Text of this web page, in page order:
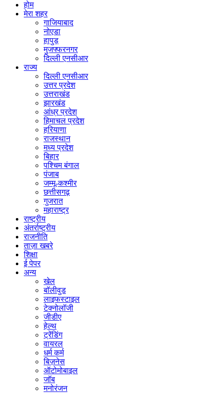
होम
मेरा शहर
गाजियाबाद
नोएडा
हापुड़
मुजफ्फरनगर
दिल्ली एनसीआर
राज्य
दिल्ली एनसीआर
उत्तर प्रदेश
उत्तराखंड
झारखंड
आंध्र प्रदेश
हिमाचल प्रदेश
हरियाणा
राजस्थान
मध्य प्रदेश
बिहार
पश्चिम बंगाल
पंजाब
जम्मू-कश्मीर
छत्तीसगढ़
गुजरात
महाराष्ट्र
राष्ट्रीय
अंतर्राष्ट्रीय
राजनीति
ताज़ा खबरे
शिक्षा
ई पेपर
अन्य
खेल
बॉलीवुड
लाइफस्टाइल
टेक्नोलॉजी
जीडीए
हेल्थ
ट्रेंडिंग
वायरल
धर्म कर्म
बिज़नेस
ऑटोमोबाइल
जॉब
मनोरंजन